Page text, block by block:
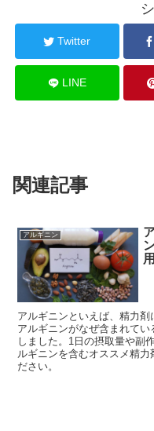
Twitter
LINE
関連記事
アルギニン
アルギニンといえば、精力
アルギニンがなぜ含まれて
しました。1日の摂取量や副
ルギニンを含むオススメ精力
ださい。